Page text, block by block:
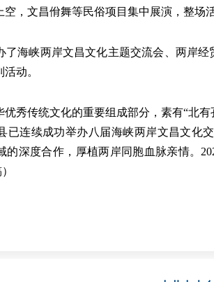
空，文昌佾舞等民俗项目集中展演，整场
峡两岸文昌文化主题交流会、两岸经
动。
传统文化的重要组成部分，素有“北有
已连续成功举办八届海峡两岸文昌文化
的深度合作，厚植两岸同胞血脉亲情。